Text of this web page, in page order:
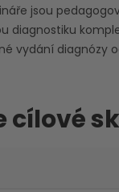
jsou
diagnostiku
vydání diagnózy
cílové